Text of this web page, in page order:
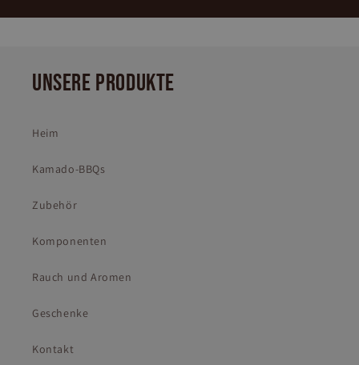
UNSERE PRODUKTE
Heim
Kamado-BBQs
Zubehör
Komponenten
Rauch und Aromen
Geschenke
Kontakt